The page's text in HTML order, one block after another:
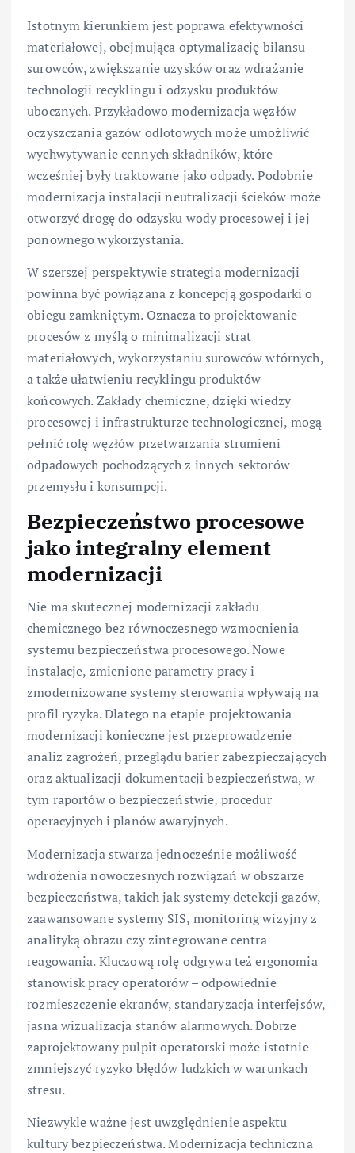
Istotnym kierunkiem jest poprawa efektywności
materiałowej, obejmująca optymalizację bilansu
surowców, zwiększanie uzysków oraz wdrażanie
technologii recyklingu i odzysku produktów
ubocznych. Przykładowo modernizacja węzłów
oczyszczania gazów odlotowych może umożliwić
wychwytywanie cennych składników, które
wcześniej były traktowane jako odpady. Podobnie
modernizacja instalacji neutralizacji ścieków może
otworzyć drogę do odzysku wody procesowej i jej
ponownego wykorzystania.
W szerszej perspektywie strategia modernizacji
powinna być powiązana z koncepcją gospodarki o
obiegu zamkniętym. Oznacza to projektowanie
procesów z myślą o minimalizacji strat
materiałowych, wykorzystaniu surowców wtórnych,
a także ułatwieniu recyklingu produktów
końcowych. Zakłady chemiczne, dzięki wiedzy
procesowej i infrastrukturze technologicznej, mogą
pełnić rolę węzłów przetwarzania strumieni
odpadowych pochodzących z innych sektorów
przemysłu i konsumpcji.
Bezpieczeństwo procesowe
jako integralny element
modernizacji
Nie ma skutecznej modernizacji zakładu
chemicznego bez równoczesnego wzmocnienia
systemu bezpieczeństwa procesowego. Nowe
instalacje, zmienione parametry pracy i
zmodernizowane systemy sterowania wpływają na
profil ryzyka. Dlatego na etapie projektowania
modernizacji konieczne jest przeprowadzenie
analiz zagrożeń, przeglądu barier zabezpieczających
oraz aktualizacji dokumentacji bezpieczeństwa, w
tym raportów o bezpieczeństwie, procedur
operacyjnych i planów awaryjnych.
Modernizacja stwarza jednocześnie możliwość
wdrożenia nowoczesnych rozwiązań w obszarze
bezpieczeństwa, takich jak systemy detekcji gazów,
zaawansowane systemy SIS, monitoring wizyjny z
analityką obrazu czy zintegrowane centra
reagowania. Kluczową rolę odgrywa też ergonomia
stanowisk pracy operatorów – odpowiednie
rozmieszczenie ekranów, standaryzacja interfejsów,
jasna wizualizacja stanów alarmowych. Dobrze
zaprojektowany pulpit operatorski może istotnie
zmniejszyć ryzyko błędów ludzkich w warunkach
stresu.
Niezwykle ważne jest uwzględnienie aspektu
kultury bezpieczeństwa. Modernizacja techniczna